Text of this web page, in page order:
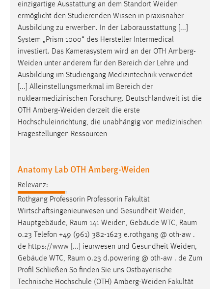
einzigartige Ausstattung an dem Standort Weiden
ermöglicht den Studierenden Wissen in praxisnaher
Ausbildung zu erwerben. In der Laborausstattung [...]
System „Prism 1000“ des Hersteller Intermedical
investiert. Das Kamerasystem wird an der OTH Amberg-
Weiden unter anderem für den Bereich der Lehre und
Ausbildung im Studiengang Medizintechnik verwendet
[...] Alleinstellungsmerkmal im Bereich der
nuklearmedizinischen Forschung. Deutschlandweit ist die
OTH Amberg-Weiden derzeit die erste
Hochschuleinrichtung, die unabhängig von medizinischen
Fragestellungen Ressourcen
Anatomy Lab OTH Amberg-Weiden
Relevanz:
Rothgang Professorin Professorin Fakultät
Wirtschaftsingenieurwesen und Gesundheit Weiden,
Hauptgebäude, Raum 141 Weiden, Gebäude WTC, Raum
0.23 Telefon +49 (961) 382-1623 e.rothgang @ oth-aw .
de https://www [...] ieurwesen und Gesundheit Weiden,
Gebäude WTC, Raum 0.23 d.powering @ oth-aw . de Zum
Profil Schließen So finden Sie uns Ostbayerische
Technische Hochschule (OTH) Amberg-Weiden Fakultät